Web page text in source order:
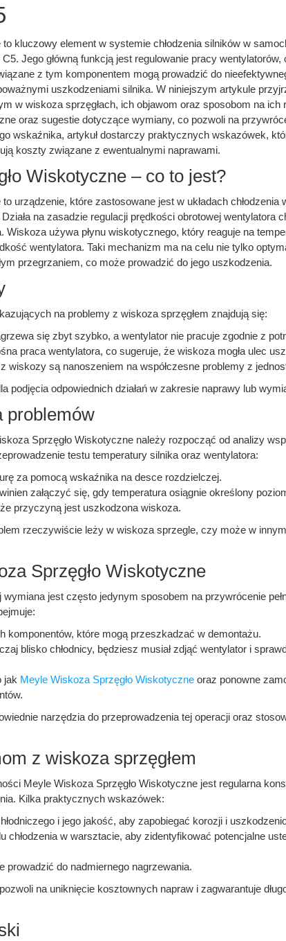
kluczowy element w systemie chłodzenia silników w
Jego główną funkcją jest regulowanie pracy wentylatorów,
z tym komponentem mogą prowadzić do
uszkodzeniami silnika. W niniejszym artykule
w wiskoza sprzęgłach, ich objawom oraz sposobom na ich
oraz sugestie dotyczące wymiany, co pozwoli na
wskaźnika, artykuł dostarczy praktycznych wskazówek,
koszty związane z ewentualnymi naprawami.
Wiskotyczne – co to jest?
urządzenie, które zastosowane jest w układach chłodzenia
na zasadzie regulacji prędkości obrotowej wentylatora
Wiskoza używa płynu wiskotycznego, który reaguje na
wentylatora. Taki mechanizm ma na celu nie tylko
przegrzaniem, co może prowadzić do jego uszkodzenia.
na problemy z wiskoza sprzęgłem znajdują się:
się zbyt szybko, a wentylator nie pracuje zgodnie z
praca wentylatora, co sugeruje, że wiskoza mogła ulec
wiskozy są nanoszeniem na współczesne problemy z
podjęcia odpowiednich działań w zakresie naprawy lub
problemów
Sprzęgło Wiskotyczne należy rozpocząć od analizy
testu temperatury silnika oraz wentylatora:
za pomocą wskaźnika na desce rozdzielczej.
załączyć się, gdy temperatura osiągnie określony
przyczyną jest uszkodzona wiskoza.
rzeczywiście leży w wiskoza sprzegle, czy może w
Sprzęgło Wiskotyczne
jest często jedynym sposobem na przywrócenie
komponentów, które mogą przeszkadzać w demontażu.
blisko chłodnicy, będziesz musiał zdjąć wentylator i
jak Meyle Wiskoza Sprzęgło Wiskotyczne oraz ponowne
narzędzia do przeprowadzenia tej operacji oraz
z wiskoza sprzęgłem
Meyle Wiskoza Sprzęgło Wiskotyczne jest regularna
Kilka praktycznych wskazówek:
i jego jakość, aby zapobiegać korozji i
chłodzenia w warsztacie, aby zidentyfikować potencjalne
prowadzić do nadmiernego nagrzewania.
na uniknięcie kosztownych napraw i zagwarantuje